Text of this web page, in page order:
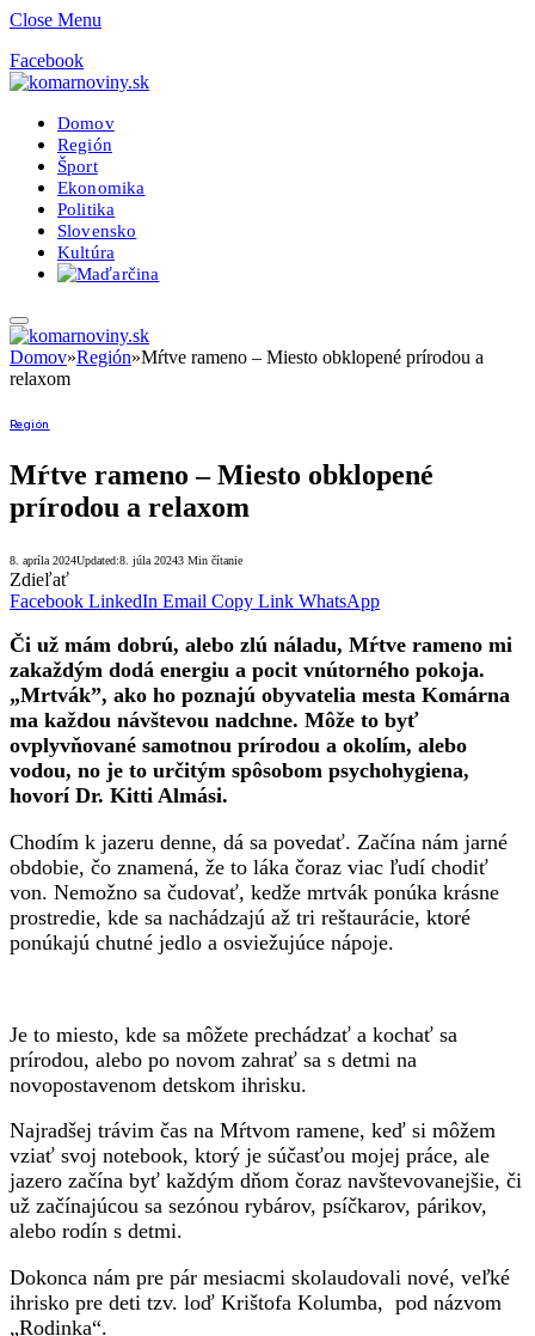
Close Menu
Facebook
Domov
Región
Šport
Ekonomika
Politika
Slovensko
Kultúra
Domov»Región»Mŕtve rameno – Miesto obklopené prírodou a
relaxom
Región
Mŕtve rameno – Miesto obklopené
prírodou a relaxom
8. apríla 2024Updated:8. júla 20243 Min čítanie
Zdieľať
Facebook LinkedIn Email Copy Link WhatsApp
Či už mám dobrú, alebo zlú náladu, Mŕtve rameno mi
zakaždým dodá energiu a pocit vnútorného pokoja.
„Mrtvák”, ako ho poznajú obyvatelia mesta Komárna
ma každou návštevou nadchne. Môže to byť
ovplyvňované samotnou prírodou a okolím, alebo
vodou, no je to určitým spôsobom psychohygiena,
hovorí Dr. Kitti Almási.
Chodím k jazeru denne, dá sa povedať. Začína nám jarné
obdobie, čo znamená, že to láka čoraz viac ľudí chodiť
von. Nemožno sa čudovať, kedže mrtvák ponúka krásne
prostredie, kde sa nachádzajú až tri reštaurácie, ktoré
ponúkajú chutné jedlo a osviežujúce nápoje.
Je to miesto, kde sa môžete prechádzať a kochať sa
prírodou, alebo po novom zahrať sa s detmi na
novopostavenom detskom ihrisku.
Najradšej trávim čas na Mŕtvom ramene, keď si môžem
vziať svoj notebook, ktorý je súčasťou mojej práce, ale
jazero začína byť každým dňom čoraz navštevovanejšie, či
už začínajúcou sa sezónou rybárov, psíčkarov, párikov,
alebo rodín s detmi.
Dokonca nám pre pár mesiacmi skolaudovali nové, veľké
ihrisko pre deti tzv. loď Krištofa Kolumba, pod názvom
„Rodinka“.